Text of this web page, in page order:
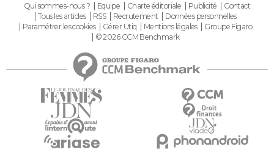
Qui sommes-nous ? Equipe Charte éditoriale Publicité
Contact
Tous les articles
RSS Recrutement
Données personnelles
Paramétrer les cookies
Gérer Utiq Mentions légales
Groupe Figaro
© 2026 CCM Benchmark